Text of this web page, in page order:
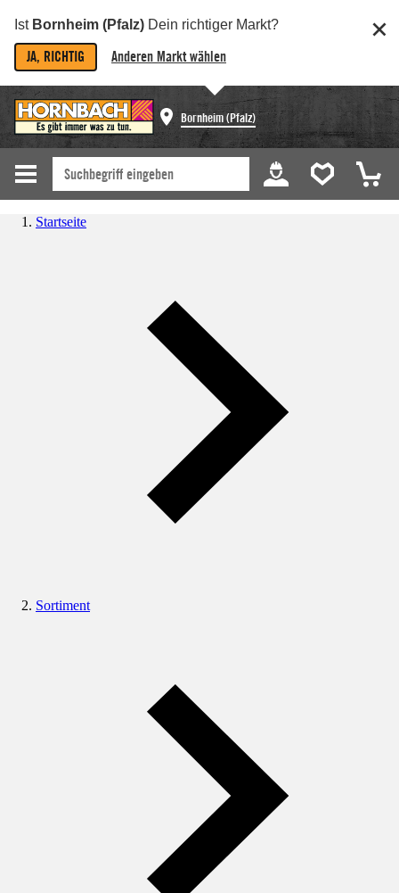
Ist Bornheim (Pfalz) Dein richtiger Markt?
JA, RICHTIG Anderen Markt wählen
Bornheim (Pfalz)
Startseite
Sortiment